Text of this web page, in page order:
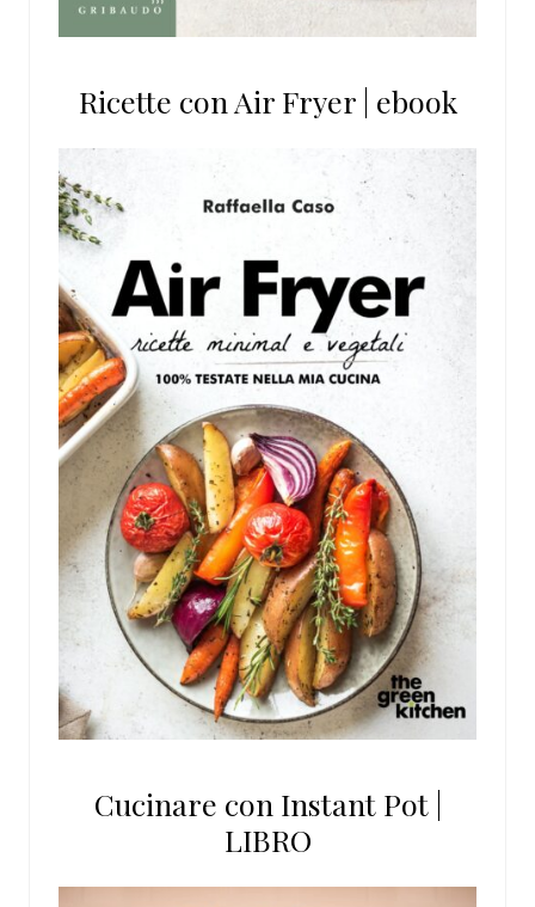
Ricette con Air Fryer | ebook
Cucinare con Instant Pot |
LIBRO